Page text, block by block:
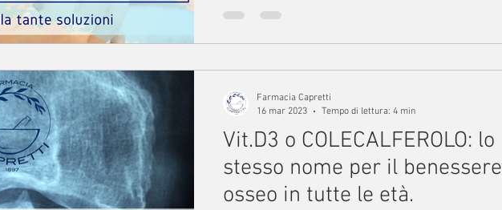
Vit.D3 o COLECALFEROLO: lo
stesso nome per il benessere
osseo in tutte le età.
Farmacia Capretti
16 mar 2023
Tempo di lettura: 4 min